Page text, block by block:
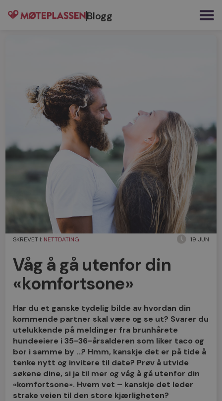
Blogg
SKREVET I: NETTDATING 19 JUN
Våg å gå utenfor din
«komfortsone»
Har du et ganske tydelig bilde av hvordan din
kommende partner skal være og se ut? Svarer du
utelukkende på meldinger fra brunhårete
hundeeiere i 35-36-årsalderen som liker taco og
bor i samme by …? Hmm, kanskje det er på tide å
tenke nytt og invitere til date? Prøv å utvide
søkene dine, si ja til mer og våg å gå utenfor din
«komfortsone». Hvem vet – kanskje det leder
strake veien til den store kjærligheten?